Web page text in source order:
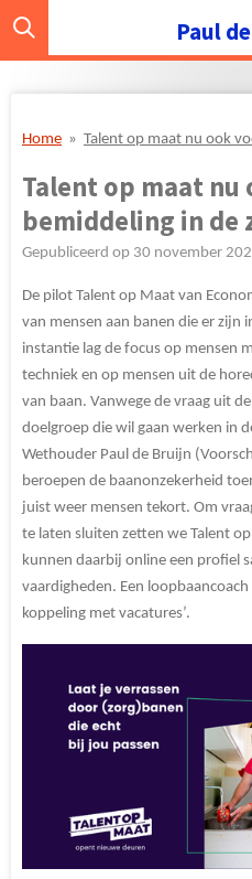
Ga
hoofdinhoud
Paul
Home » Talent op maat nu ook
Talent op maat nu
bemiddeling in de
Gepubliceerd op 30 november
De pilot Talent op Maat van
van mensen aan banen die er zijn
instantie lag de focus op mensen
techniek en op mensen uit de
van baan. Vanwege de vraag uit
doelgroep die wil gaan werken in
Wethouder Paul de Bruijn
beroepen de baanonzekerheid
juist weer mensen tekort. Om
te laten sluiten zetten we Talent
kunnen daarbij online een profiel
vaardigheden. Een
koppeling met vacatures’.